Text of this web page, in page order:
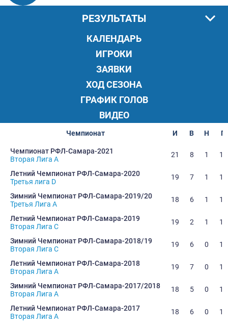
РЕЗУЛЬТАТЫ
КАЛЕНДАРЬ
ИГРОКИ
ЗАЯВКИ
ХОД СЕЗОНА
ГРАФИК ГОЛОВ
ВИДЕО
Чемпионат И В Н П
Чемпионат РФЛ-Самара-2021
Вторая Лига А
21 8 1 12
Летний Чемпионат РФЛ-Самара-2020
Третья лига D
19 7 1 11
Зимний Чемпионат РФЛ-Самара-2019/20
Третья Лига А
18 6 1 11
Летний Чемпионат РФЛ-Самара-2019
Вторая Лига С
19 2 1 16
Зимний Чемпионат РФЛ-Самара-2018/19
Вторая Лига С
19 6 0 13
Летний Чемпионат РФЛ-Самара-2018
Вторая Лига А
19 7 0 12
Зимний Чемпионат РФЛ-Самара-2017/2018
Вторая Лига А
18 5 0 13
Летний Чемпионат РФЛ-Самара-2017
Вторая Лига А
18 6 0 12